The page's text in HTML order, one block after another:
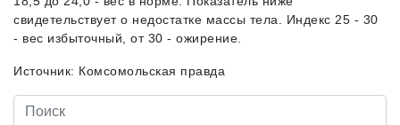
свидетельствует о недостатке массы тела. Индекс 25 - 30
- вес избыточный, от 30 - ожирение.
Источник: Комсомольская правда